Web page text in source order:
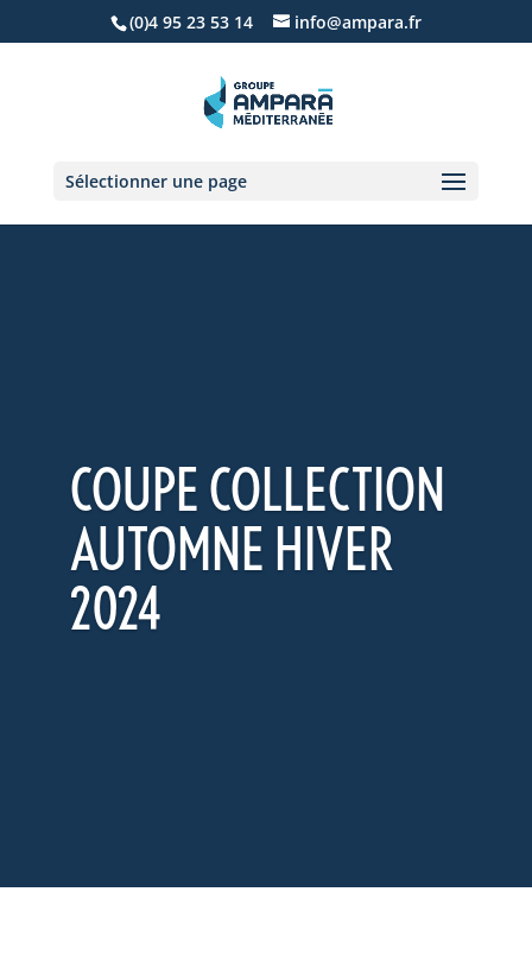
(0)4 95 23 53 14 info@ampara.fr
Sélectionner une page
COUPE COLLECTION
AUTOMNE HIVER
2024